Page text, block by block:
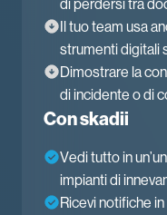
di perdersi tra
Il tuo team usa
strumenti digitali
Dimostrare la
di incidente o di
Con skadii
Vedi tutto in
impianti di
Ricevi notifiche